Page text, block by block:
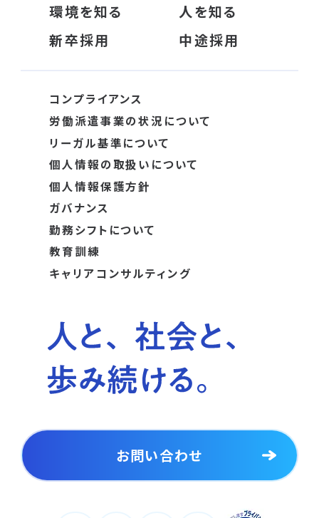
環境を知る
人を知る
新卒採用
中途採用
コンプライアンス
労働派遣事業の状況について
リーガル基準について
個人情報の取扱いについて
個人情報保護方針
ガバナンス
勤務シフトについて
教育訓練
キャリアコンサルティング
お問い合わせ